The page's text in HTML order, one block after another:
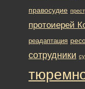
правосудие
протоиерей
реадаптация
сотрудники